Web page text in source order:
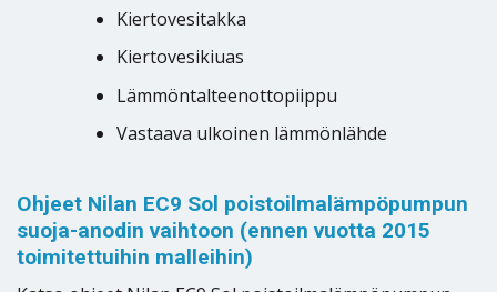
Kiertovesitakka
Kiertovesikiuas
Lämmöntalteenottopiippu
Vastaava ulkoinen lämmönlähde
Ohjeet Nilan EC9 Sol poistoilmalämpöpumpun
suoja-anodin vaihtoon (ennen vuotta 2015
toimitettuihin malleihin)